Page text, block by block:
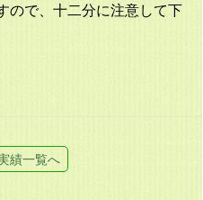
ので、十二分に注意して下
績一覧へ